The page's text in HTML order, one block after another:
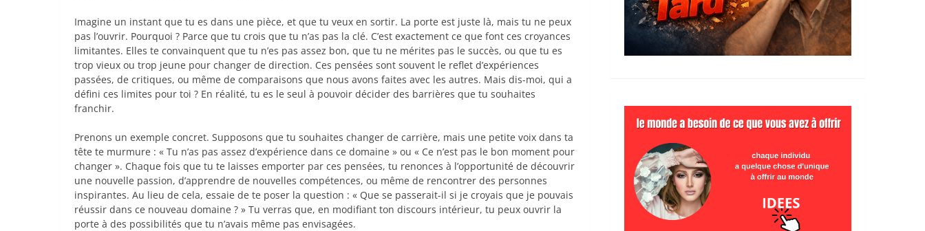
Imagine un instant que tu es dans une pièce, et que tu veux en sortir. La porte est juste là, mais tu ne peux
pas l’ouvrir. Pourquoi ? Parce que tu crois que tu n’as pas la clé. C’est exactement ce que font ces croyances
limitantes. Elles te convainquent que tu n’es pas assez bon, que tu ne mérites pas le succès, ou que tu es
trop vieux ou trop jeune pour changer de direction. Ces pensées sont souvent le reflet d’expériences
passées, de critiques, ou même de comparaisons que nous avons faites avec les autres. Mais dis-moi, qui a
défini ces limites pour toi ? En réalité, tu es le seul à pouvoir décider des barrières que tu souhaites
franchir.
Prenons un exemple concret. Supposons que tu souhaites changer de carrière, mais une petite voix dans ta
tête te murmure : « Tu n’as pas assez d’expérience dans ce domaine » ou « Ce n’est pas le bon moment pour
changer ». Chaque fois que tu te laisses emporter par ces pensées, tu renonces à l’opportunité de découvrir
une nouvelle passion, d’apprendre de nouvelles compétences, ou même de rencontrer des personnes
inspirantes. Au lieu de cela, essaie de te poser la question : « Que se passerait-il si je croyais que je pouvais
réussir dans ce nouveau domaine ? » Tu verras que, en modifiant ton discours intérieur, tu peux ouvrir la
porte à des possibilités que tu n’avais même pas envisagées.